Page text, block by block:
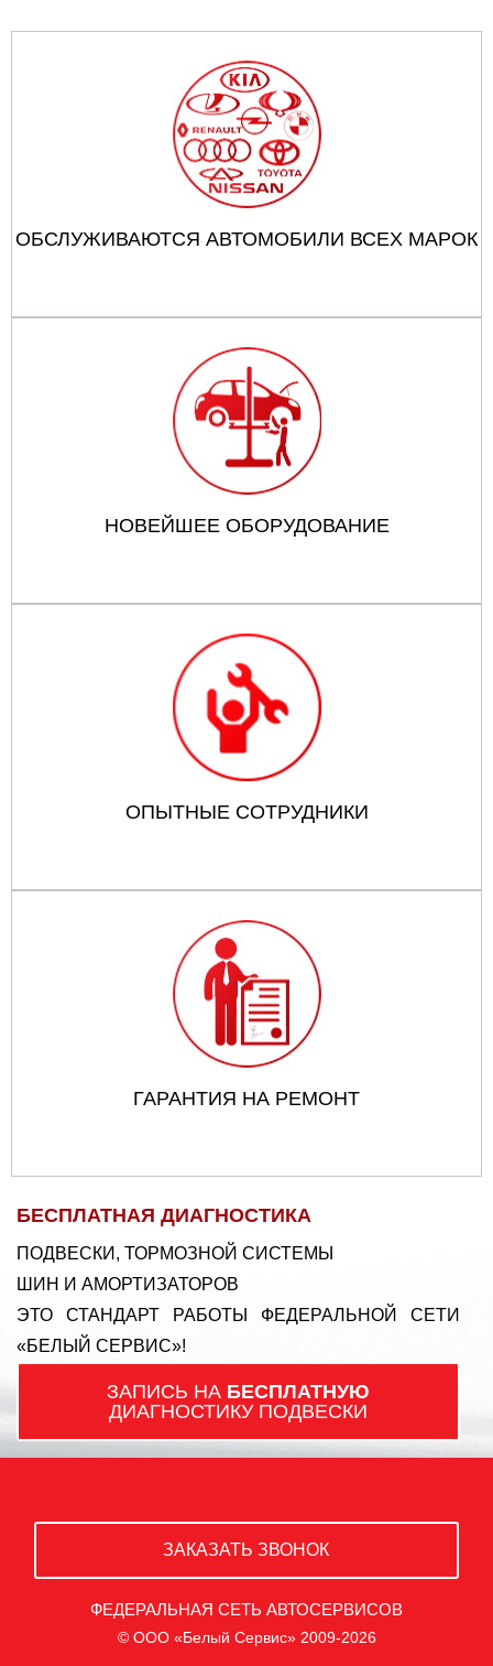
ОБСЛУЖИВАЮТСЯ АВТОМОБИЛИ ВСЕХ МАРОК
НОВЕЙШЕЕ ОБОРУДОВАНИЕ
ОПЫТНЫЕ СОТРУДНИКИ
ГАРАНТИЯ НА РЕМОНТ
БЕСПЛАТНАЯ ДИАГНОСТИКА
ПОДВЕСКИ, ТОРМОЗНОЙ СИСТЕМЫ
ШИН И АМОРТИЗАТОРОВ
ЭТО СТАНДАРТ РАБОТЫ ФЕДЕРАЛЬНОЙ СЕТИ
«БЕЛЫЙ СЕРВИС»!
ЗАПИСЬ НА БЕСПЛАТНУЮ
ДИАГНОСТИКУ ПОДВЕСКИ
ЗАКАЗАТЬ ЗВОНОК
ФЕДЕРАЛЬНАЯ СЕТЬ АВТОСЕРВИСОВ
© ООО «Белый Сервис» 2009-2026